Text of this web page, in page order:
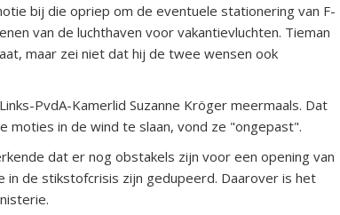
bij die opriep om de eventuele stationering van F-
van de luchthaven voor vakantievluchten. Tieman
maar zei niet dat hij de twee wensen ook
PvdA-Kamerlid Suzanne Kröger meermaals. Dat
in de wind te slaan, vond ze "ongepast".
dat er nog obstakels zijn voor een opening van
in de stikstofcrisis zijn gedupeerd. Daarover is het